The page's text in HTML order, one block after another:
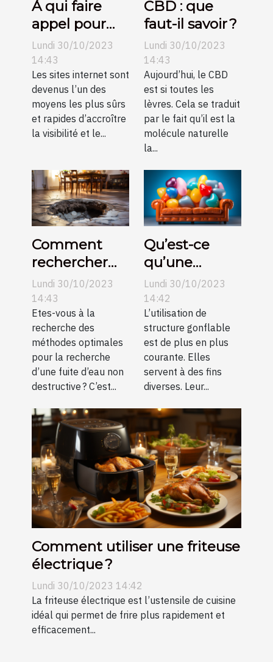
À qui faire
appel pour
une création
de sites
internet pas
chers sur
Angers ?
Lundi 30/10/2023
14:43
Les sites internet sont
devenus l’un des
moyens les plus sûrs
et rapides d’accroître
la visibilité et le...
CBD : que
faut-il savoir ?
Lundi 30/10/2023
14:43
Aujourd’hui, le CBD
est si toutes les
lèvres. Cela se traduit
par le fait qu’il est la
molécule naturelle
la...
Comment
rechercher
une fuite
d’eau non
destructive ?
Lundi 30/10/2023
14:43
Etes-vous à la
recherche des
méthodes optimales
pour la recherche
d’une fuite d’eau non
destructive ? C’est...
Qu’est-ce
qu’une
structure
gonflable ?
Lundi 30/10/2023
14:42
L’utilisation de
structure gonflable
est de plus en plus
courante. Elles
servent à des fins
diverses. Leur...
Comment utiliser une friteuse
électrique ?
Lundi 30/10/2023 14:42
La friteuse électrique est l’ustensile de cuisine
idéal qui permet de frire plus rapidement et
efficacement...